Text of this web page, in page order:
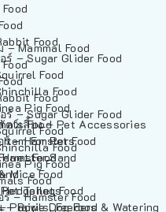
Mammal Food
Food
ร์ – Sugar Glider Food
Food
Food
Pig Food
Food
– Hamster Food
Food
ร์ – Sugar Glider Food
Food
Food
Pig Food
Food
– Hamster Food
Food
Mice Food
Food
Prairie Dog Food
เลี้ยง – Pet Accessories
For Pets
Sand
Toilets
Bowls, Feeders & Watering